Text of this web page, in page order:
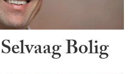
Bolig